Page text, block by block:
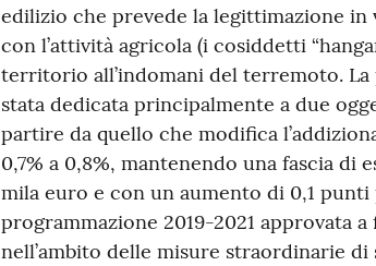
edilizio che prevede la legittimazione
con l’attività agricola (i cosiddetti
territorio all’indomani del terremoto.
stata dedicata principalmente a due
partire da quello che modifica
0,7% a 0,8%, mantenendo una fascia
mila euro e con un aumento di 0,1
programmazione 2019-2021 approvata a
nell’ambito delle misure straordinarie